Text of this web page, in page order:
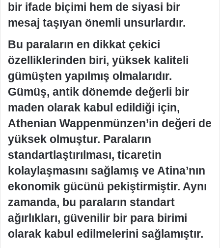
bir ifade biçimi hem de siyasi bir
mesaj taşıyan önemli unsurlardır.
Bu paraların en dikkat çekici
özelliklerinden biri, yüksek kaliteli
gümüşten yapılmış olmalarıdır.
Gümüş, antik dönemde değerli bir
maden olarak kabul edildiği için,
Athenian Wappenmünzen’in değeri de
yüksek olmuştur. Paraların
standartlaştırılması, ticaretin
kolaylaşmasını sağlamış ve Atina’nın
ekonomik gücünü pekiştirmiştir. Aynı
zamanda, bu paraların standart
ağırlıkları, güvenilir bir para birimi
olarak kabul edilmelerini sağlamıştır.